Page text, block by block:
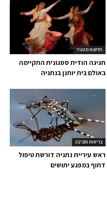
חדשות מהעיר
חגיגה הודית ססגונית התקיימה
באולם בית יוחנן בנתניה
בריאות וסביבה
ראש עיריית נתניה דורשת טיפול
דחוף במפגע יתושים